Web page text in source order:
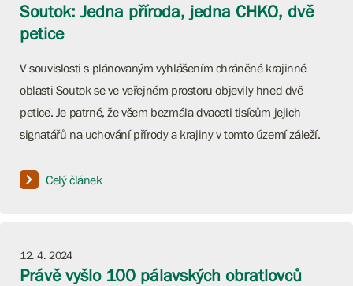
Soutok: Jedna příroda, jedna CHKO, dvě
petice
V souvislosti s plánovaným vyhlášením chráněné krajinné
oblasti Soutok se ve veřejném prostoru objevily hned dvě
petice. Je patrné, že všem bezmála dvaceti tisícům jejich
signatářů na uchování přírody a krajiny v tomto území záleží.
Celý článek
12. 4. 2024
Právě vyšlo 100 pálavských obratlovců